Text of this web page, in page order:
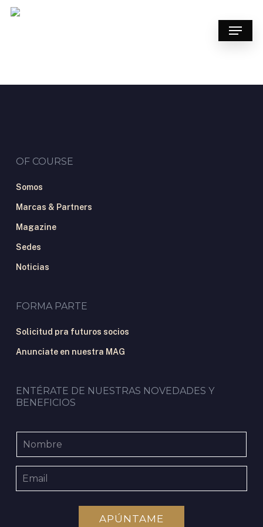
Skip
Menu
OF COURSE
Somos
Marcas & Partners
Magazine
Sedes
Noticias
FORMA PARTE
Solicitud pra futuros socios
Anunciate en nuestra MAG
ENTÉRATE DE NUESTRAS NOVEDADES Y
BENEFICIOS
APÚNTAME